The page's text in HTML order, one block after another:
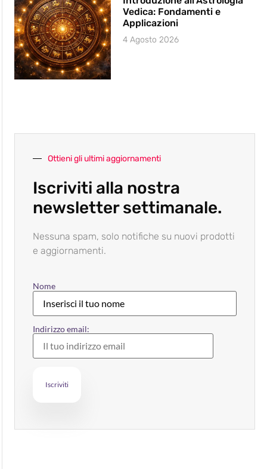
Vedica: Fondamenti e
Applicazioni
4 Agosto 2026
Ottieni gli ultimi aggiornamenti
Iscriviti alla nostra
newsletter settimanale.
Nessuna spam, solo notifiche su nuovi prodotti
e aggiornamenti.
Nome
Indirizzo email: